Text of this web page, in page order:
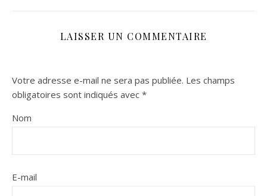
LAISSER UN COMMENTAIRE
Votre adresse e-mail ne sera pas publiée. Les champs
obligatoires sont indiqués avec *
Nom
E-mail